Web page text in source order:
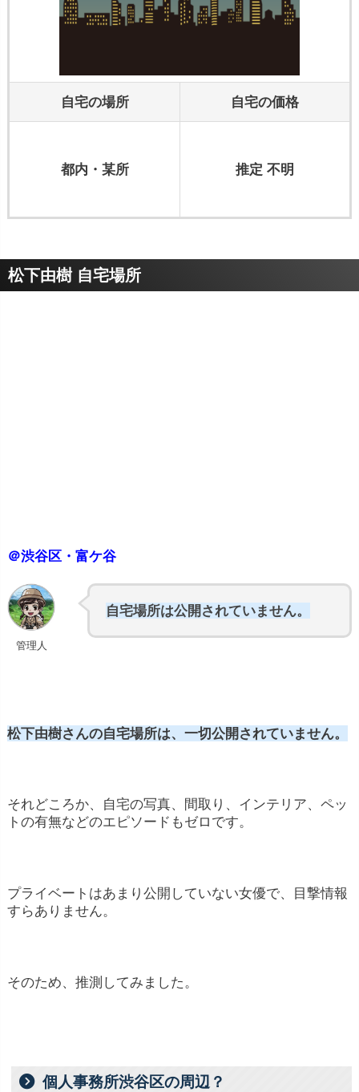
自宅の場所 自宅の価格
都内・某所 推定 不明
松下由樹 自宅場所
＠渋谷区・富ケ谷
管理人
自宅場所は公開されていません。
松下由樹さんの自宅場所は、一切公開されていません。
それどころか、自宅の写真、間取り、インテリア、ペッ
トの有無などのエピソードもゼロです。
プライベートはあまり公開していない女優で、目撃情報
すらありません。
そのため、推測してみました。
個人事務所渋谷区の周辺？